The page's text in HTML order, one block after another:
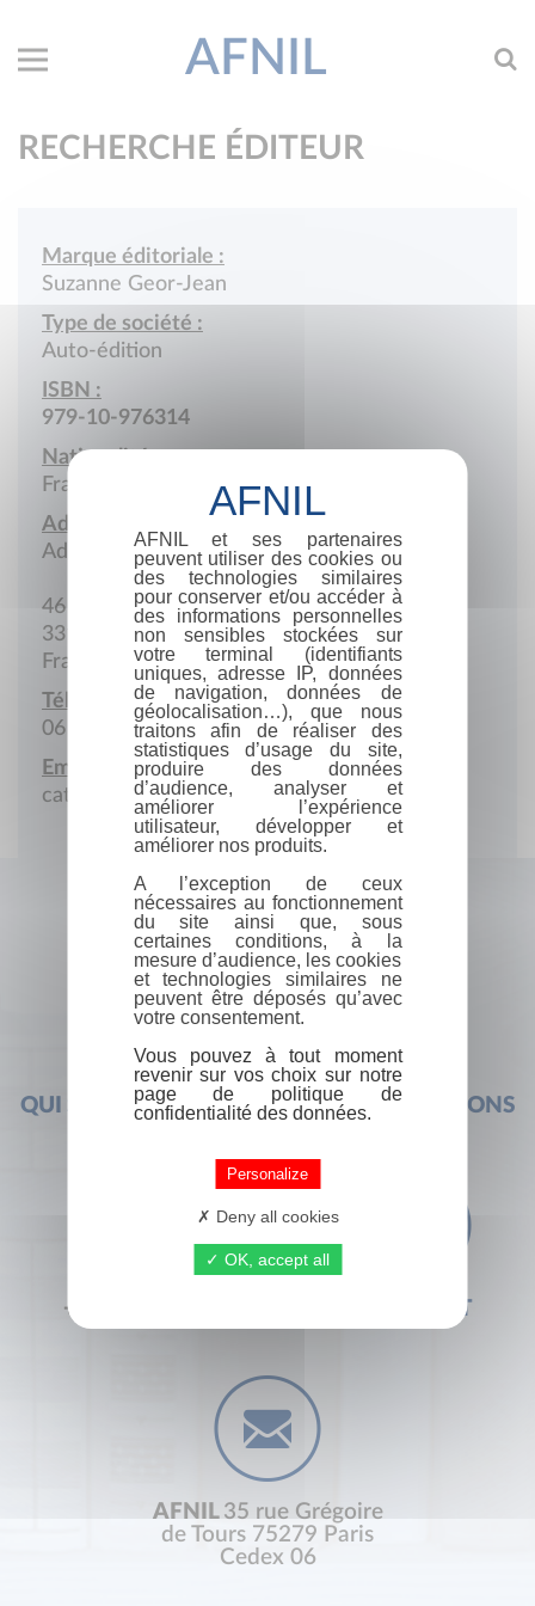
AFNIL
RECHERCHE ÉDITEUR
Marque éditoriale :
Suzanne Geor-Jean
Type de société :
Auto-édition
ISBN :
979-10-976314
Nationalité :
France
Adresse :
Adresse postale
46 Rue Max-Coyne
33110 Le Bouscat
France
Téléphone portable :
06 85 86 59 72
Email :
catplusou@hotmail.fr
QUI SOMMES-NOUS ? FOIRE AUX QUESTIONS
+33 (0) 1 44 41 29 19 CONTACT
AFNIL 35 rue Grégoire
de Tours 75279 Paris
Cedex 06
AFNIL et ses partenaires
peuvent utiliser des cookies ou
des technologies similaires
pour conserver et/ou accéder à
des informations personnelles
non sensibles stockées sur
votre terminal (identifiants
uniques, adresse IP, données
de navigation, données de
géolocalisation…), que nous
traitons afin de réaliser des
statistiques d’usage du site,
produire des données
d’audience, analyser et
améliorer l’expérience
utilisateur, développer et
améliorer nos produits.
A l’exception de ceux
nécessaires au fonctionnement
du site ainsi que, sous
certaines conditions, à la
mesure d’audience, les cookies
et technologies similaires ne
peuvent être déposés qu’avec
votre consentement.
Vous pouvez à tout moment
revenir sur vos choix sur notre
page de politique de
confidentialité des données.
Personalize
Deny all cookies
OK, accept all